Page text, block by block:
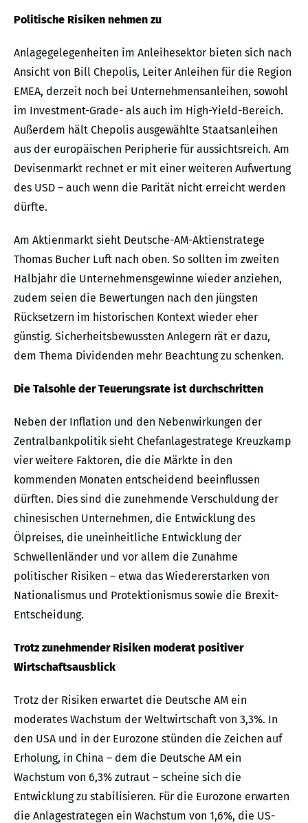
Politische Risiken nehmen zu
Anlagegelegenheiten im Anleihesektor bieten sich nach
Ansicht von Bill Chepolis, Leiter Anleihen für die Region
EMEA, derzeit noch bei Unternehmensanleihen, sowohl
im Investment-Grade- als auch im High-Yield-Bereich.
Außerdem hält Chepolis ausgewählte Staatsanleihen
aus der europäischen Peripherie für aussichtsreich. Am
Devisenmarkt rechnet er mit einer weiteren Aufwertung
des USD – auch wenn die Parität nicht erreicht werden
dürfte.
Am Aktienmarkt sieht Deutsche-AM-Aktienstratege
Thomas Bucher Luft nach oben. So sollten im zweiten
Halbjahr die Unternehmensgewinne wieder anziehen,
zudem seien die Bewertungen nach den jüngsten
Rücksetzern im historischen Kontext wieder eher
günstig. Sicherheitsbewussten Anlegern rät er dazu,
dem Thema Dividenden mehr Beachtung zu schenken.
Die Talsohle der Teuerungsrate ist durchschritten
Neben der Inflation und den Nebenwirkungen der
Zentralbankpolitik sieht Chefanlagestratege Kreuzkamp
vier weitere Faktoren, die die Märkte in den
kommenden Monaten entscheidend beeinflussen
dürften. Dies sind die zunehmende Verschuldung der
chinesischen Unternehmen, die Entwicklung des
Ölpreises, die uneinheitliche Entwicklung der
Schwellenländer und vor allem die Zunahme
politischer Risiken – etwa das Wiedererstarken von
Nationalismus und Protektionismus sowie die Brexit-
Entscheidung.
Trotz zunehmender Risiken moderat positiver
Wirtschaftsausblick
Trotz der Risiken erwartet die Deutsche AM ein
moderates Wachstum der Weltwirtschaft von 3,3%. In
den USA und in der Eurozone stünden die Zeichen auf
Erholung, in China – dem die Deutsche AM ein
Wachstum von 6,3% zutraut – scheine sich die
Entwicklung zu stabilisieren. Für die Eurozone erwarten
die Anlagestrategen ein Wachstum von 1,6%, die US-